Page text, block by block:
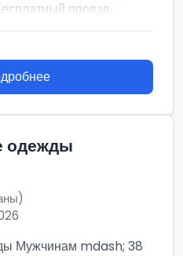
проезд...
одежды
Мужчинам mdash; 38